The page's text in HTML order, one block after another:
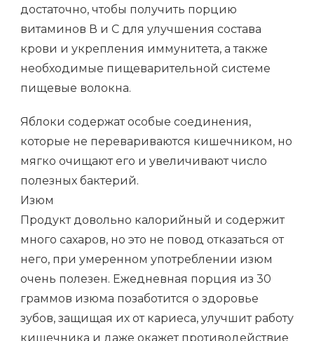
достаточно, чтобы получить порцию
витаминов В и С для улучшения состава
крови и укрепления иммунитета, а также
необходимые пищеварительной системе
пищевые волокна.
Яблоки содержат особые соединения,
которые не перевариваются кишечником, но
мягко очищают его и увеличивают число
полезных бактерий.
Изюм
Продукт довольно калорийный и содержит
много сахаров, но это не повод отказаться от
него, при умеренном употреблении изюм
очень полезен. Ежедневная порция из 30
граммов изюма позаботится о здоровье
зубов, защищая их от кариеса, улучшит работу
кишечника и даже окажет противодействие